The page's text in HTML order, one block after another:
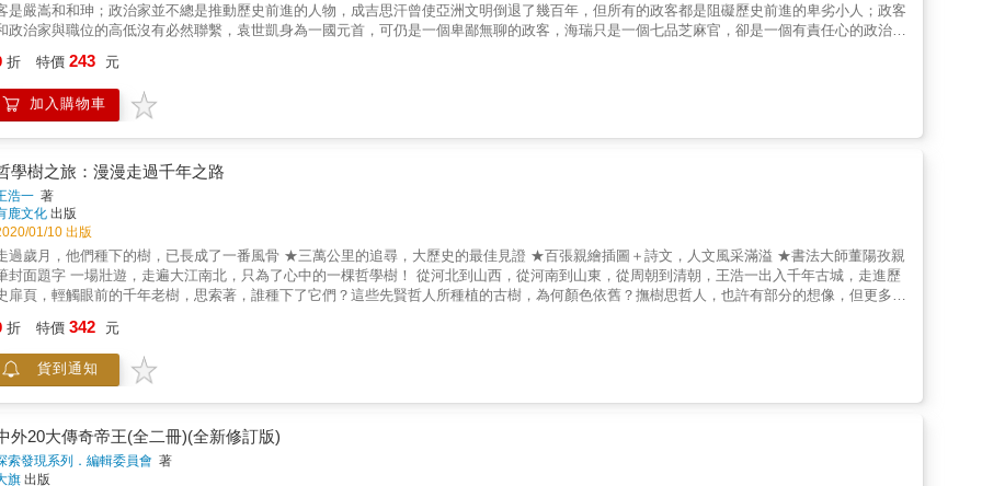
是嚴嵩和和珅；政治家並不總是推動歷史前進的人物，成吉思汗曾使亞洲文明倒退了幾百年，但所有的政客都是阻礙歷史前進的卑劣小人；政客
政治家與職位的高低沒有必然聯繫，袁世凱身為一國元首，可仍是一個卑鄙無聊的政客，海瑞只是一個七品芝麻官，卻是一個有責任心的政治
中國在漫長五千年的歷史之中，從秦始皇嬴政到清末帝溥儀為止，總共出了三百五十多個皇帝，各代帝王的作為自有後代史學的公
，對於賢者造福百姓不提，卻有人一上台就因「天下是咱家打來的」所以認為「朕即天下」而忘乎所以、鑽營私慾、胡作非為，搞得民不聊生、
炭、慘不忍睹&hellip;&hellip; 儘管這些歷史的大車輪、早已被歲月的荒草所掩蓋，這些人物的骨骸也早已煙消雲散，但每每讓我們開卷之
折 特價 243 元
加入購物車
學樹之旅：漫漫走過千年之路
浩一 著
鹿文化 出版
01/10 出版
歲月，他們種下的樹，已長成了一番風骨 ★三萬公里的追尋，大歷史的最佳見證 ★百張親繪插圖＋詩文，人文風采滿溢 ★書法大師董陽孜親
壯遊，走遍大江南北，只為了心中的一棵哲學樹！ 從河北到山西，從河南到山東，從周朝到清朝，王浩一出入千年古城，走進歷
扉頁，輕觸眼前的千年老樹，思索著，誰種下了它們？這些先賢哲人所種植的古樹，為何顏色依舊？撫樹思哲人，也許有部分的想像，但更多的
較寬廣視野的歷史」。學院裡的歷史討論往往過於細緻繁瑣，我只是在旅行中輕鬆地走入歷史，以那些哲人們所種植的古樹，當是歷史現象背後
萬縷的「線頭」。&mdash;&mdash;王浩一 【叔虞 X 太原晉祠 X 臥龍柏】 只見舊事成了凝固的斜影 英雄的腳印已在野塚之外 遊客喧囂，我
【李世民 X 西安古觀音禪寺 X 銀杏】 終南山下的古禪寺，千年前有英雄繫馬 千年後，在寺前卸了鞍 我來磨劍 編織一個鏗鏘的唐
山與南宋眾水之間 閒走著年輕的綠和傴僂著歲月的灰 【孔子 X 曲阜孔廟 X 古檜】 一位朝謁的小小旅人，已
，這裡就是起點 二千五百年的歷史 從這裡足跡森森 【蘇東坡 X 常州藤花舊館 X 紫藤】 在惠州，老松林葬了朝雲，酒酹花退
無友也無酒 在海上，舉杯遙敬入夢的乘鶴韓琦，預言北歸中原 在常州，人生無處不青山，乾杯！ 【皇太極 X
折 特價 342 元
貨到通知
外20大傳奇帝王(全二冊)(全新修訂版)
索發現系列．編輯委員會 著
旗 出版